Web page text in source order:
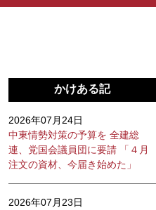
かけある記
2026年07月24日
中東情勢対策の予算を 全建総
連、党国会議員団に要請 「４月
注文の資材、今届き始めた」
2026年07月23日